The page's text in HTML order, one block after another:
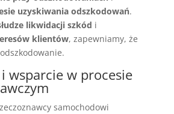
uzyskiwania odszkodowań.
likwidacji szkód i
klientów, zapewniamy, że
wsparcie w procesie
samochodowi